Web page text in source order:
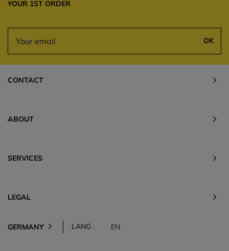
YOUR 1ST ORDER
OK
CONTACT
ABOUT
SERVICES
LEGAL
GERMANY LANG : EN